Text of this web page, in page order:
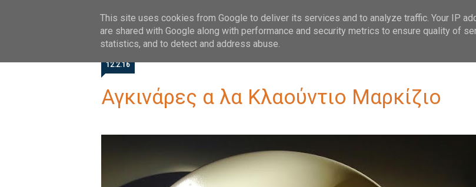
FOLLOW
12.2.16
Αγκινάρες α λα Κλαούντιο Μαρκίζιο
This site uses cookies from Google to deliver its services and to analyze traffic. Your IP
are shared with Google along with performance and security metrics to ensure quality of
statistics, and to detect and address abuse.